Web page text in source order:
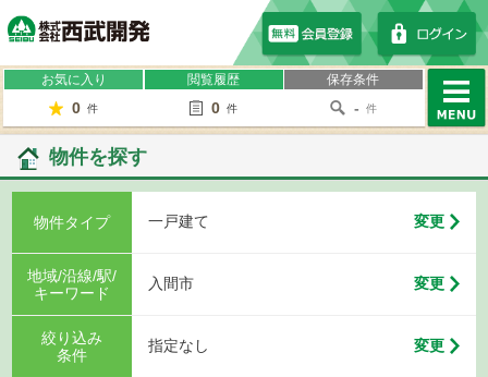
お気に入り
0 件
閲覧履歴
0 件
保存条件
- 件
物件を探す
物件タイプ 一戸建て 変更
地域/沿線/駅/
キーワード
入間市 変更
絞り込み
条件
指定なし 変更